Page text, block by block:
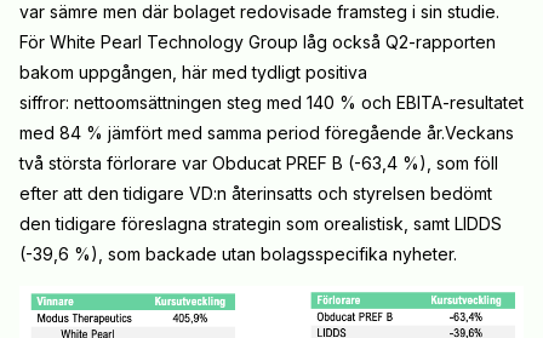
var sämre men där bolaget redovisade framsteg i sin studie.
För White Pearl Technology Group låg också Q2-rapporten
bakom uppgången, här med tydligt positiva
siffror: nettoomsättningen steg med 140 % och EBITA-resultatet
med 84 % jämfört med samma period föregående år.Veckans
två största förlorare var Obducat PREF B (-63,4 %), som föll
efter att den tidigare VD:n återinsatts och styrelsen bedömt
den tidigare föreslagna strategin som orealistisk, samt LIDDS
(-39,6 %), som backade utan bolagsspecifika nyheter.